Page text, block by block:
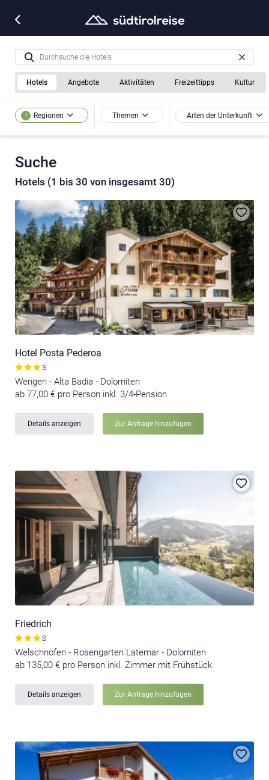
Hotels Angebote Aktivitäten Freizeittipps Kultur
1 Regionen Themen Arten der Unterkunft
Suche
Hotels (1 bis 30 von insgesamt 30)
Hotel Posta Pederoa
S
Wengen - Alta Badia - Dolomiten
ab 77,00 € pro Person inkl. 3/4-Pension
Details anzeigen Zur Anfrage hinzufügen
Friedrich
S
Welschnofen - Rosengarten Latemar - Dolomiten
ab 135,00 € pro Person inkl. Zimmer mit Frühstück
Details anzeigen Zur Anfrage hinzufügen